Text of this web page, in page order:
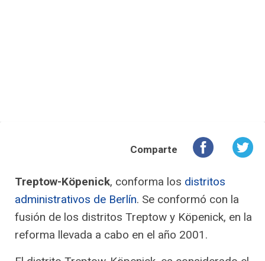
Comparte
Treptow-Köpenick, conforma los distritos
administrativos de Berlín. Se conformó con la
fusión de los distritos Treptow y Köpenick, en la
reforma llevada a cabo en el año 2001.